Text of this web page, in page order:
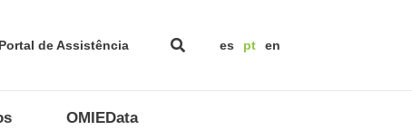
Portal de Assistência es pt en
OMIEData